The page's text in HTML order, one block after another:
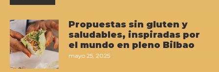
Propuestas sin gluten y
saludables, inspiradas por
el mundo en pleno Bilbao
mayo 25, 2025